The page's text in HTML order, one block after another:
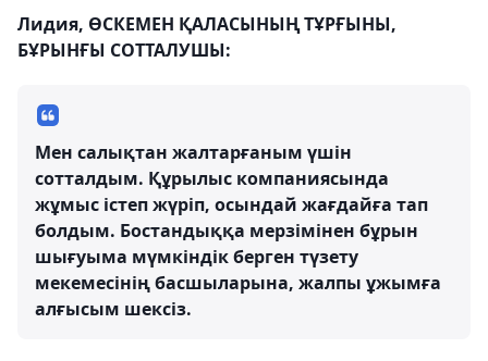
Лидия, ӨСКЕМЕН ҚАЛАСЫНЫҢ ТҰРҒЫНЫ,
БҰРЫНҒЫ СОТТАЛУШЫ:
Мен салықтан жалтарғаным үшін
сотталдым. Құрылыс компаниясында
жұмыс істеп жүріп, осындай жағдайға тап
болдым. Бостандыққа мерзімінен бұрын
шығуыма мүмкіндік берген түзету
мекемесінің басшыларына, жалпы ұжымға
алғысым шексіз.